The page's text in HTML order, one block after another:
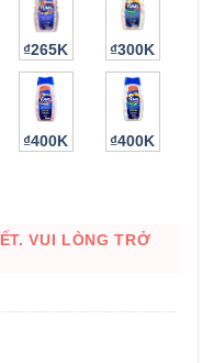
₫265K ₫300K
₫400K ₫400K
VUI LÒNG TRỞ